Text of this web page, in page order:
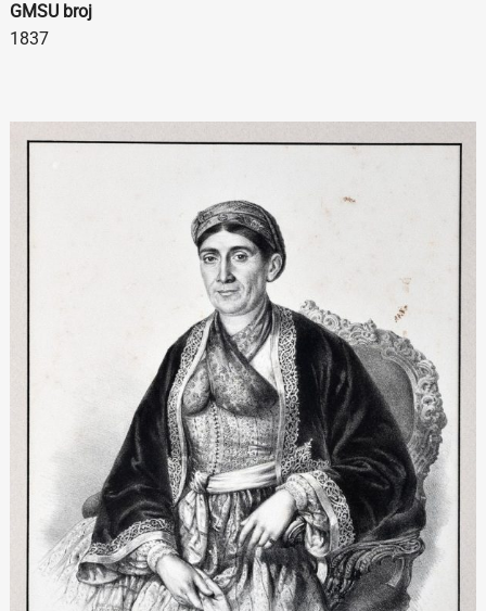
GMSU broj
1837